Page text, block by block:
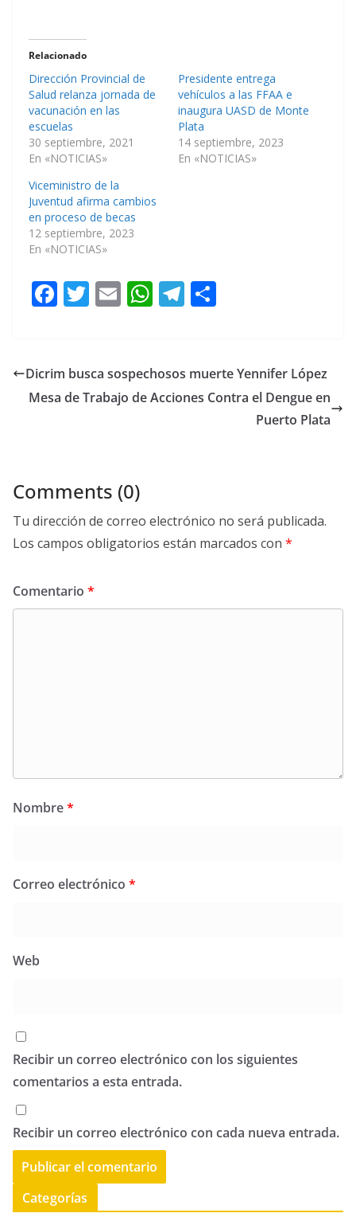
Relacionado
Dirección Provincial de
Salud relanza jornada de
vacunación en las
escuelas
30 septiembre, 2021
En «NOTICIAS»
Presidente entrega
vehículos a las FFAA e
inaugura UASD de Monte
Plata
14 septiembre, 2023
En «NOTICIAS»
Viceministro de la
Juventud afirma cambios
en proceso de becas
12 septiembre, 2023
En «NOTICIAS»
F
b
o
T
er
E
l
W
s
A
T
gr
a
p
ar
Dicrim busca sospechosos muerte Yennifer López
Mesa de Trabajo de Acciones Contra el Dengue en
Puerto Plata
Comments (0)
Tu dirección de correo electrónico no será publicada.
Los campos obligatorios están marcados con *
Comentario *
Nombre*
Correo electrónico *
Web
Recibir un correo electrónico con los siguientes
comentarios a esta entrada.
Recibir un correo electrónico con cada nueva entrada.
Categorías